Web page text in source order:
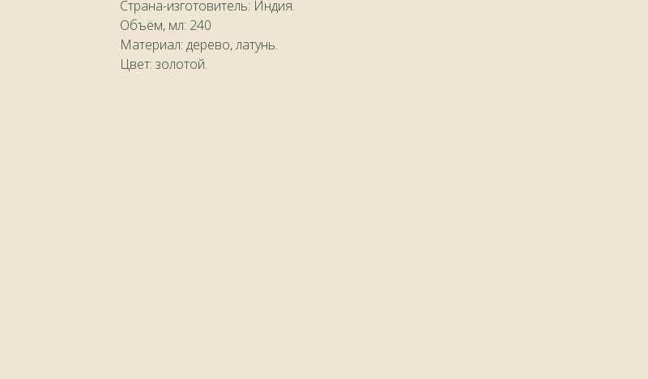
Страна-изготовитель: Индия.
Объём, мл: 240
Материал: дерево, латунь.
Цвет: золотой.